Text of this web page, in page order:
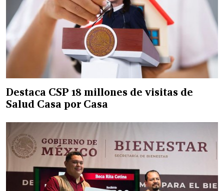
Destaca CSP 18 millones de visitas de
Salud Casa por Casa